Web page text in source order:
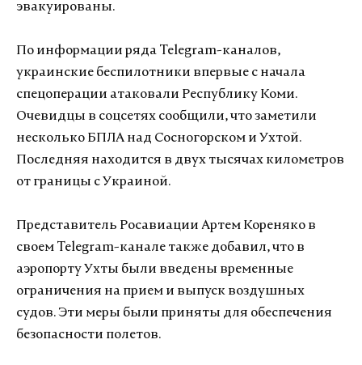
эвакуированы.
По информации ряда Telegram-каналов,
украинские беспилотники впервые с начала
спецоперации атаковали Республику Коми.
Очевидцы в соцсетях сообщили, что заметили
несколько БПЛА над Сосногорском и Ухтой.
Последняя находится в двух тысячах километров
от границы с Украиной.
Представитель Росавиации Артем Кореняко в
своем Telegram-канале также добавил, что в
аэропорту Ухты были введены временные
ограничения на прием и выпуск воздушных
судов. Эти меры были приняты для обеспечения
безопасности полетов.